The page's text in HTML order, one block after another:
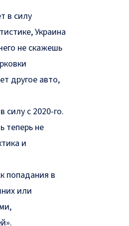
в силу
Украина
не скажешь
другое авто,
силу с 2020-го.
теперь не
и
попадания в
или